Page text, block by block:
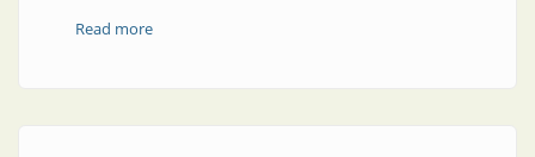
Read moreabout Eficiencia energética | Reducción del consumo